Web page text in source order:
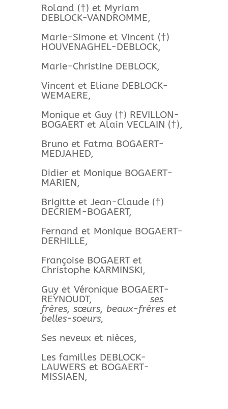
Roland (†) et Myriam
DEBLOCK-VANDROMME,
Marie-Simone et Vincent (†)
HOUVENAGHEL-DEBLOCK,
Marie-Christine DEBLOCK,
Vincent et Eliane DEBLOCK-
WEMAERE,
Monique et Guy (†) REVILLON-
BOGAERT et Alain VECLAIN (†),
Bruno et Fatma BOGAERT-
MEDJAHED,
Didier et Monique BOGAERT-
MARIEN,
Brigitte et Jean-Claude (†)
DECRIEM-BOGAERT,
Fernand et Monique BOGAERT-
DERHILLE,
Françoise BOGAERT et
Christophe KARMINSKI,
Guy et Véronique BOGAERT-
REYNOUDT, ses
frères, sœurs, beaux-frères et
belles-soeurs,
Ses neveux et nièces,
Les familles DEBLOCK-
LAUWERS et BOGAERT-
MISSIAEN,